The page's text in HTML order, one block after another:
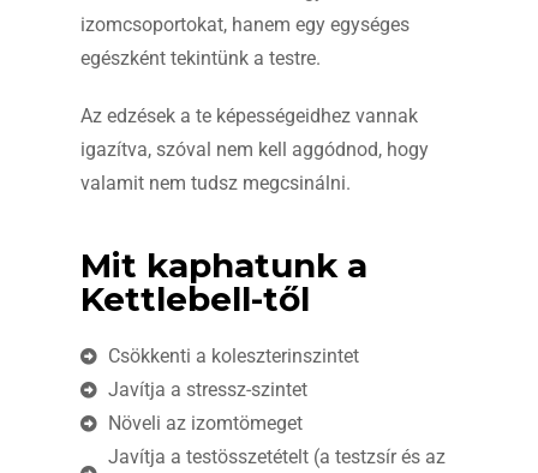
izomcsoportokat, hanem egy egységes
egészként tekintünk a testre.
Az edzések a te képességeidhez vannak
igazítva, szóval nem kell aggódnod, hogy
valamit nem tudsz megcsinálni.
Mit kaphatunk a
Kettlebell-től
Csökkenti a koleszterinszintet
Javítja a stressz-szintet
Növeli az izomtömeget
Javítja a testösszetételt (a testzsír és az